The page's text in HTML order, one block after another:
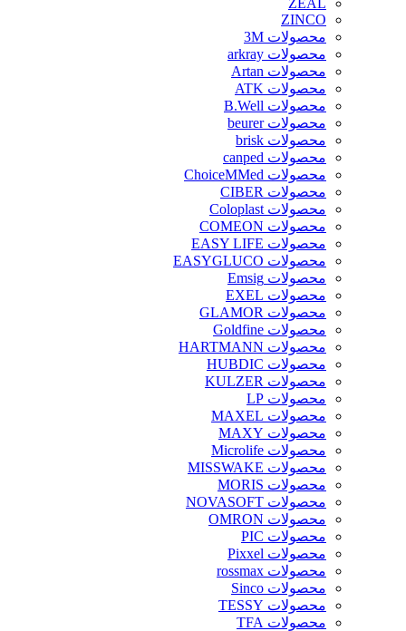
ZEAL
ZINCO
محصولات 3M
محصولات arkray
محصولات Artan
محصولات ATK
محصولات B.Well
محصولات beurer
محصولات brisk
محصولات canped
محصولات ChoiceMMed
محصولات CIBER
محصولات Coloplast
محصولات COMEON
محصولات EASY LIFE
محصولات EASYGLUCO
محصولات Emsig
محصولات EXEL
محصولات GLAMOR
محصولات Goldfine
محصولات HARTMANN
محصولات HUBDIC
محصولات KULZER
محصولات LP
محصولات MAXEL
محصولات MAXY
محصولات Microlife
محصولات MISSWAKE
محصولات MORIS
محصولات NOVASOFT
محصولات OMRON
محصولات PIC
محصولات Pixxel
محصولات rossmax
محصولات Sinco
محصولات TESSY
محصولات TFA